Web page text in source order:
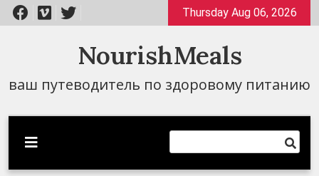
Перейти
к
Thursday Aug 06, 2026
NourishMeals
ваш путеводитель по здоровому питанию